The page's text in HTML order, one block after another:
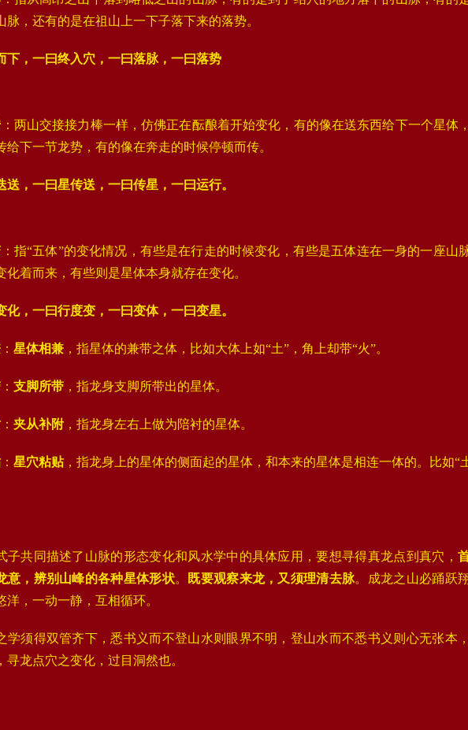
脉，还有的是在祖山上一下子落下来的落势‌。
下，一曰终入穴，一曰落脉，一曰落势
：两山交接接力棒一样，仿佛正在酝酿着开始变化，有的像在送东西给下一个星体
给下一节龙势，有的像在奔走的时候停顿而传‌。
送，一曰星传送，一曰传星，一曰运行。
：指“五体”的变化情况，有些是在行走的时候变化，有些是五体连在一身的一座山
化着而来，有些则是星体本身就存在变化‌。
化，一曰行度变，一曰变体，一曰变星。
‌： 星体相兼 ，指星体的兼带之体，比如大体上如“土”，角上却带“火”‌。
‌： 支脚所带 ，指龙身支脚所带出的星体。
‌： 夹从补附，指龙身左右上做为陪衬的星体‌。
‌： 星穴粘贴，指龙身上的星体的侧面起的星体，和本来的星体是相连一体的。比如“
子共同描述了山脉的形态变化和风水学中的具体应用，要想寻得真龙点到真穴，
意，辨别山峰的各种星体形状。 既要观察来龙，又须理清去脉。成龙之山必踊跃
洋，一动一静，互相循环。
学须得双管齐下，悉书义而不登山水则眼界不明，登山水而不悉书义则心无张本
，寻龙点穴之变化，过目洞然也。‌